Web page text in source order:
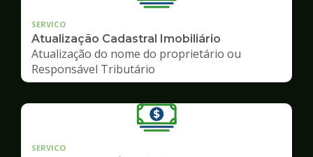
SERVICO
Atualização Cadastral Imobiliário
Atualização do nome do proprietário ou
Responsável Tributário
SERVICO